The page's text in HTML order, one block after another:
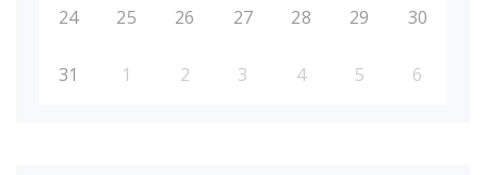
24 25 26 27 28 29 30
31 1 2 3 4 5 6